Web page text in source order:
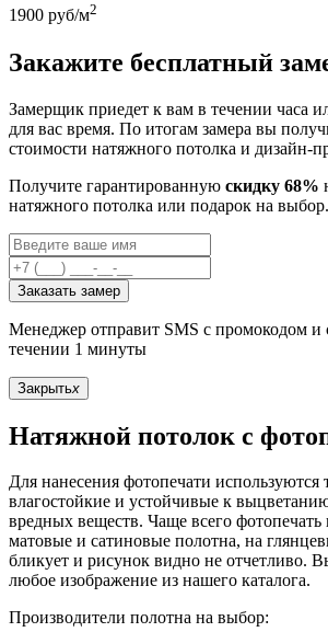
1900 руб/м2
Закажите бесплатный
Замерщик приедет к вам в течении часа
для вас время. По итогам замера вы
стоимости натяжного потолка и дизайн-
Получите гарантированную скидку 68%
натяжного потолка или подарок на выбор.
Заказать замер
Менеджер отправит SMS с промокодом и
течении 1 минуты
Закрытьx
Натяжной потолок с
Для нанесения фотопечати используются
влагостойкие и устойчивые к
вредных веществ. Чаще всего фотопечать
матовые и сатиновые полотна, на
бликует и рисунок видно не отчетливо.
любое изображение из нашего каталога.
Производители полотна на выбор: